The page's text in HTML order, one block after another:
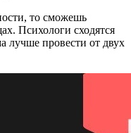
то сможешь
Психологи сходятся
лучше провести от двух